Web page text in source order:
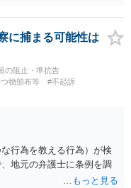
態か否かで判断されま
行っており，不特定又は
，公然性はないと思いま
ですが，本件では，通過
状態をなくしている）の
，故意が認められること
連絡がくることもないで
ことは，服を着たりする
を受けることさえありま
ありません。 【質問３】
，逮捕勾留される可能性
に捕まる可能性は
の阻止・準抗告
物頒布等 #不起訴
行為を教える行為）が検
地元の弁護士に条例を調